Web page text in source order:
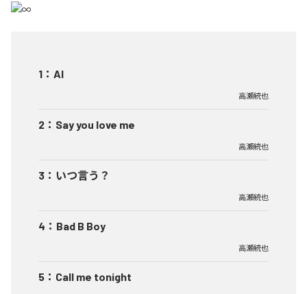
1 ： AI
高瀬統也
2 ： Say you love me
高瀬統也
3 ： いつ言う？
高瀬統也
4 ： Bad B Boy
高瀬統也
5 ： Call me tonight